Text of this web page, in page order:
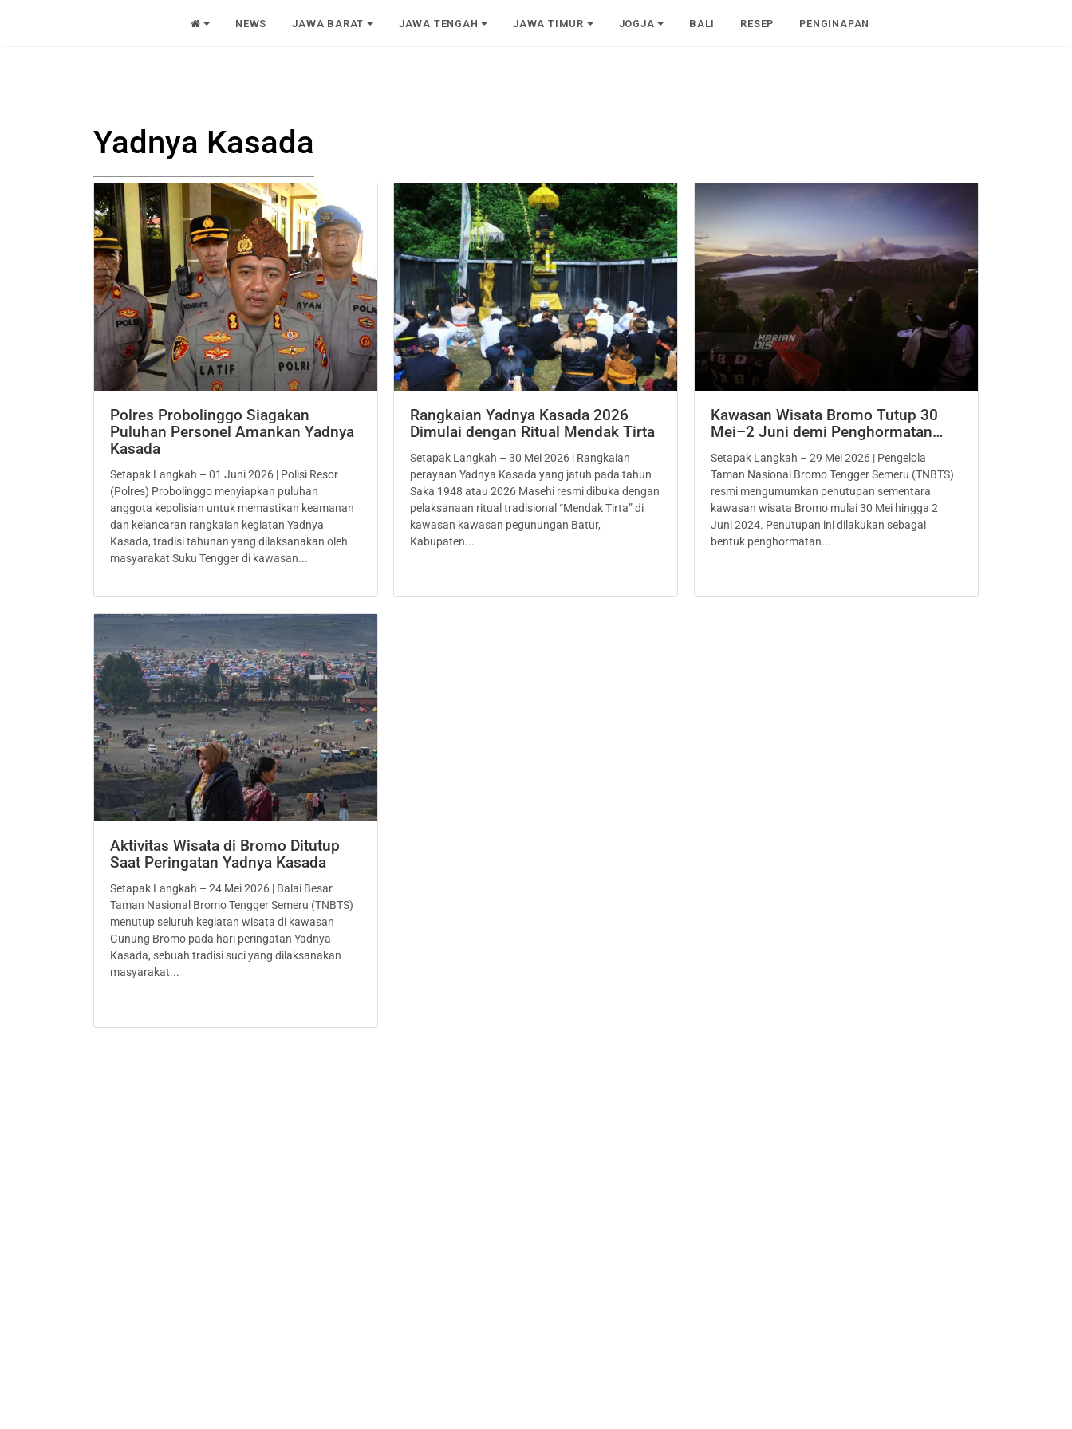
NEWS JAWA BARAT JAWA TENGAH JAWA TIMUR JOGJA BALI RESEP PENGINAPAN
Yadnya Kasada
Polres Probolinggo Siagakan
Puluhan Personel Amankan Yadnya
Kasada
Setapak Langkah – 01 Juni 2026 | Polisi Resor
(Polres) Probolinggo menyiapkan puluhan
anggota kepolisian untuk memastikan keamanan
dan kelancaran rangkaian kegiatan Yadnya
Kasada, tradisi tahunan yang dilaksanakan oleh
masyarakat Suku Tengger di kawasan...
Rangkaian Yadnya Kasada 2026
Dimulai dengan Ritual Mendak Tirta
Setapak Langkah – 30 Mei 2026 | Rangkaian
perayaan Yadnya Kasada yang jatuh pada tahun
Saka 1948 atau 2026 Masehi resmi dibuka dengan
pelaksanaan ritual tradisional “Mendak Tirta” di
kawasan kawasan pegunungan Batur,
Kabupaten...
Kawasan Wisata Bromo Tutup 30
Mei–2 Juni demi Penghormatan…
Setapak Langkah – 29 Mei 2026 | Pengelola
Taman Nasional Bromo Tengger Semeru (TNBTS)
resmi mengumumkan penutupan sementara
kawasan wisata Bromo mulai 30 Mei hingga 2
Juni 2024. Penutupan ini dilakukan sebagai
bentuk penghormatan...
Aktivitas Wisata di Bromo Ditutup
Saat Peringatan Yadnya Kasada
Setapak Langkah – 24 Mei 2026 | Balai Besar
Taman Nasional Bromo Tengger Semeru (TNBTS)
menutup seluruh kegiatan wisata di kawasan
Gunung Bromo pada hari peringatan Yadnya
Kasada, sebuah tradisi suci yang dilaksanakan
masyarakat...